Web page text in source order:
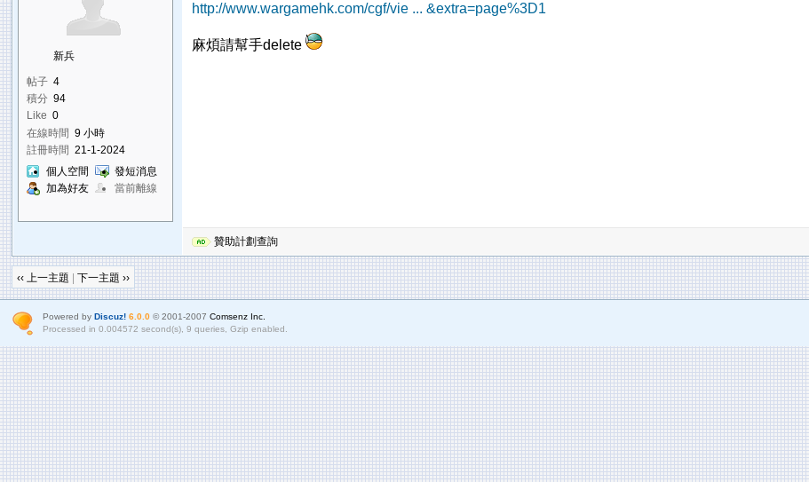
新兵
帖子 4
積分 94
Like 0
在線時間 9 小時
註冊時間 21-1-2024
個人空間
發短消息
加為好友
當前離線
http://www.wargamehk.com/cgf/vie ... &extra=page%3D1
麻煩請幫手delete
贊助計劃查詢
‹‹ 上一主題 |下一主題 ››
Powered byDiscuz! 6.0.0 © 2001-2007Comsenz Inc.
Processed in 0.004572 second(s), 9 queries, Gzip enabled.